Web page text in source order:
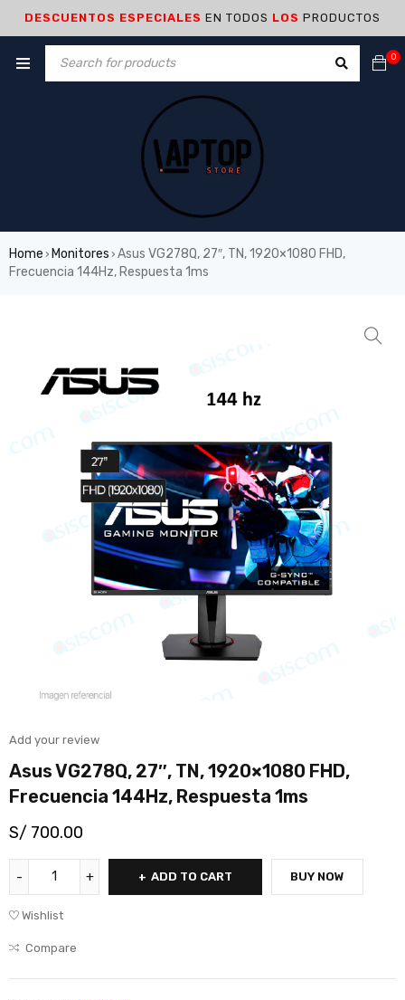
DESCUENTOS ESPECIALES EN TODOS LOS PRODUCTOS
0
Home › Monitores › Asus VG278Q, 27″, TN, 1920×1080 FHD,
Frecuencia 144Hz, Respuesta 1ms
Add your review
Asus VG278Q, 27″, TN, 1920×1080 FHD,
Frecuencia 144Hz, Respuesta 1ms
S/ 700.00
ADD TO CART BUY NOW
Wishlist
Compare